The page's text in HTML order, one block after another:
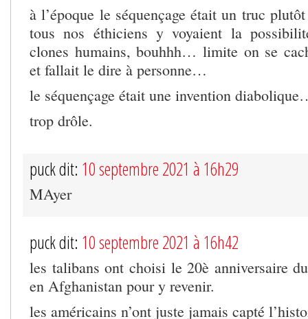
à l’époque le séquençage était un truc
tous nos éthiciens y voyaient la
clones humains, bouhhh… limite on se
et fallait le dire à personne…
le séquençage était une invention
trop drôle.
puck dit: 10 septembre 2021 à 16h29
MAyer
puck dit: 10 septembre 2021 à 16h42
les talibans ont choisi le 20è anniversaire
en Afghanistan pour y revenir.
les américains n’ont juste jamais capté